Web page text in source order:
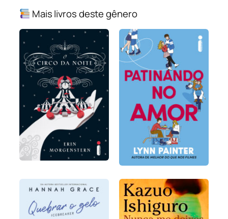
Mais livros deste gênero